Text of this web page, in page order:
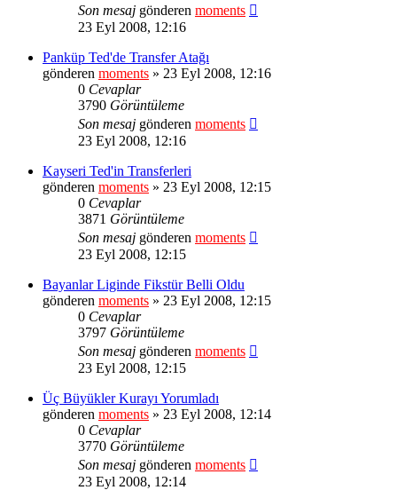
Son mesaj gönderen moments
23 Eyl 2008, 12:16
Panküp Ted'de Transfer Atağı
gönderen moments » 23 Eyl 2008, 12:16
0 Cevaplar
3790 Görüntüleme
Son mesaj gönderen moments
23 Eyl 2008, 12:16
Kayseri Ted'in Transferleri
gönderen moments » 23 Eyl 2008, 12:15
0 Cevaplar
3871 Görüntüleme
Son mesaj gönderen moments
23 Eyl 2008, 12:15
Bayanlar Liginde Fikstür Belli Oldu
gönderen moments » 23 Eyl 2008, 12:15
0 Cevaplar
3797 Görüntüleme
Son mesaj gönderen moments
23 Eyl 2008, 12:15
Üç Büyükler Kurayı Yorumladı
gönderen moments » 23 Eyl 2008, 12:14
0 Cevaplar
3770 Görüntüleme
Son mesaj gönderen moments
23 Eyl 2008, 12:14